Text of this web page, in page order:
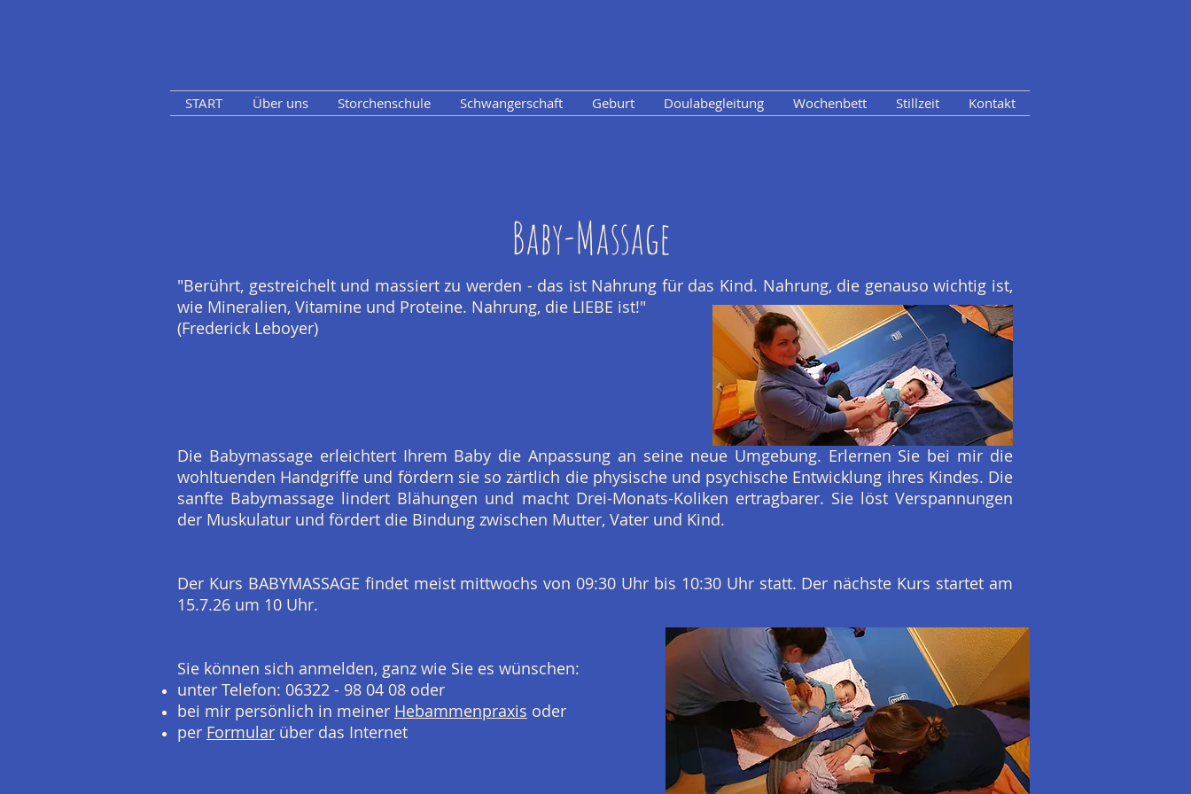
START Über uns Storchenschule Schwangerschaft Geburt Doulabegleitung Wochenbett Stillzeit Kontakt
Baby-Massage
"Berührt, gestreichelt und massiert zu werden - das ist Nahrung für das Kind. Nahrung, die genauso wichtig ist,
wie Mineralien, Vitamine und Proteine. Nahrung, die LIEBE ist!"
(Frederick Leboyer)
Die Babymassage erleichtert Ihrem Baby die Anpassung an seine neue Umgebung. Erlernen Sie bei mir die
wohltuenden Handgriffe und fördern sie so zärtlich die physische und psychische Entwicklung ihres Kindes. Die
sanfte Babymassage lindert Blähungen und macht Drei-Monats-Koliken ertragbarer. Sie löst Verspannungen
der Muskulatur und fördert die Bindung zwischen Mutter, Vater und Kind.
Der Kurs BABYMASSAGE findet meist mittwochs von 09:30 Uhr bis 10:30 Uhr statt. Der nächste Kurs startet am
15.7.26 um 10 Uhr.
Sie können sich anmelden, ganz wie Sie es wünschen:
unter Telefon: 06322 - 98 04 08 oder
bei mir persönlich in meiner Hebammenpraxis oder
per Formular über das Internet